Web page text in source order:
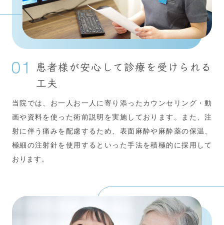
患者様が安心して診療を受けられる
工夫
当院では、お一人お一人に寄り添ったカウンセリング・動
画や資料を使った術前説明を実施しております。また、注
射に伴う痛みを配慮するため、表面麻酔や麻酔薬の保温、
極細の注射針を使用するといった手法を積極的に採用して
おります。